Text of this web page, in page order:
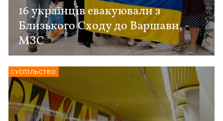
16 українців евакуювали з
Близького Сходу до Варшави, -
МЗС
СУСПІЛЬСТВО